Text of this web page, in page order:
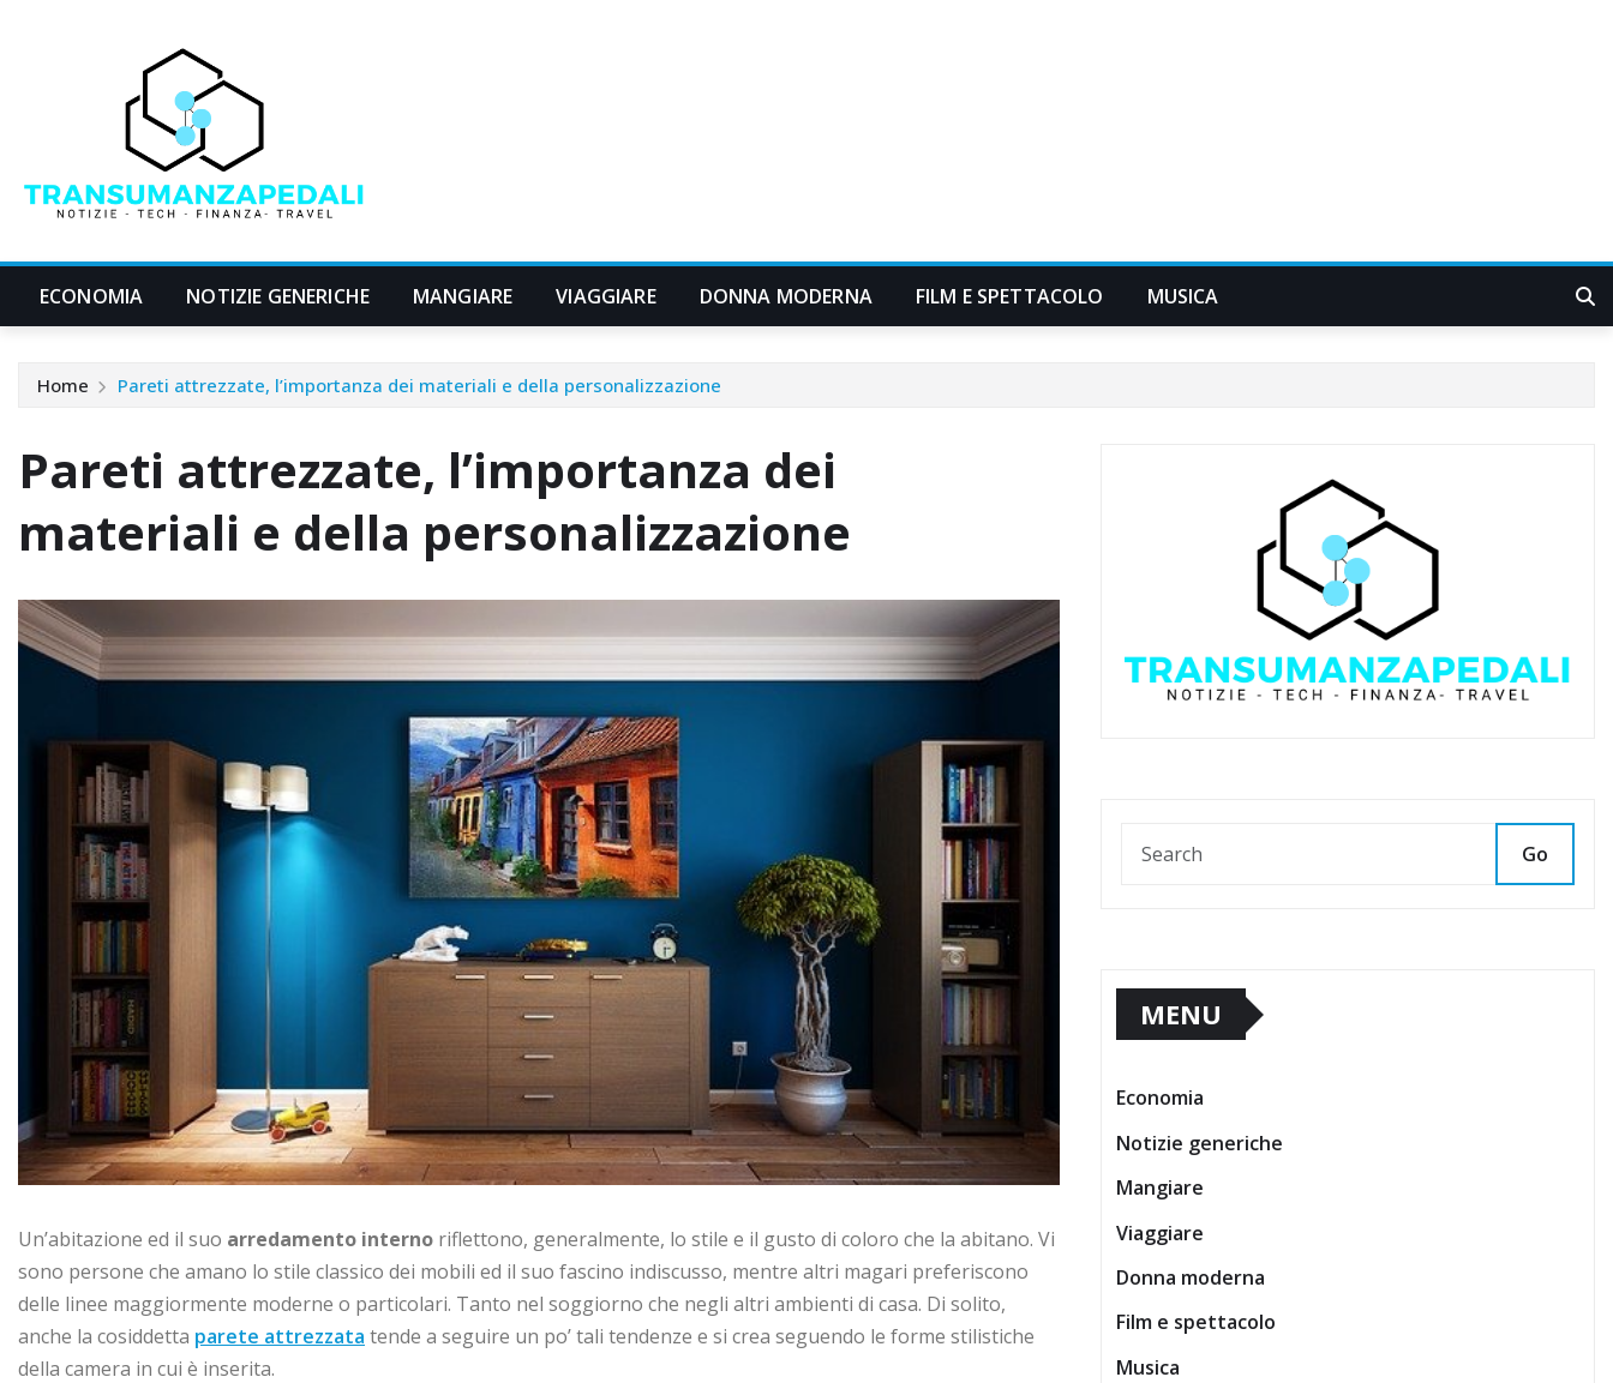
ECONOMIA NOTIZIE GENERICHE MANGIARE VIAGGIARE DONNA MODERNA FILM E SPETTACOLO MUSICA
Home Pareti attrezzate, l’importanza dei materiali e della personalizzazione
Pareti attrezzate, l’importanza dei
materiali e della personalizzazione
Un’abitazione ed il suo arredamento interno riflettono, generalmente, lo stile e il gusto di coloro che la abitano. Vi
sono persone che amano lo stile classico dei mobili ed il suo fascino indiscusso, mentre altri magari preferiscono
delle linee maggiormente moderne o particolari. Tanto nel soggiorno che negli altri ambienti di casa. Di solito,
anche la cosiddetta parete attrezzata tende a seguire un po’ tali tendenze e si crea seguendo le forme stilistiche
della camera in cui è inserita.
Go
MENU
Economia
Notizie generiche
Mangiare
Viaggiare
Donna moderna
Film e spettacolo
Musica